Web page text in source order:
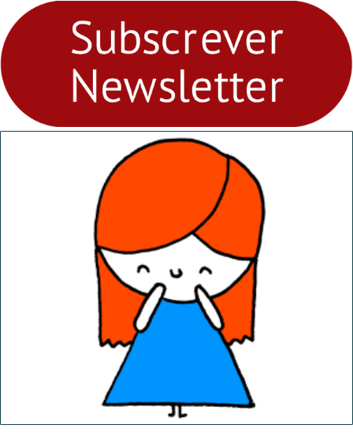
fores - Atelier de Educação
Ambiental nos
“Dominguinhos” de 23 de